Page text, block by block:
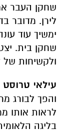
שחקן העבר
לירן. מדובר
ימשיך עוד
שחקן בית.
ולקשיחות של
עילאי טרוסט
והפך לבורג
לראות אותו
בליגה